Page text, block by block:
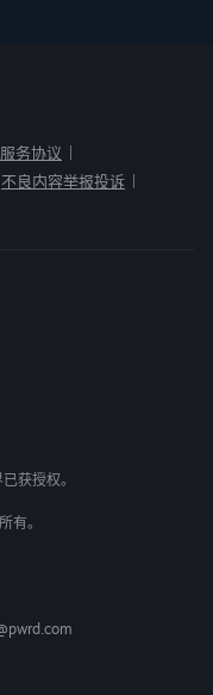
务协议
不良内容举报投诉
获授权。
有。